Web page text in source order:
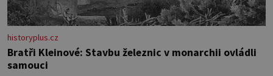
historyplus.cz
Bratři Kleinové: Stavbu železnic v monarchii ovládli
samouci